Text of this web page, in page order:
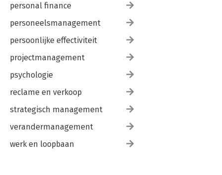
personal finance
personeelsmanagement
persoonlijke effectiviteit
projectmanagement
psychologie
reclame en verkoop
strategisch management
verandermanagement
werk en loopbaan